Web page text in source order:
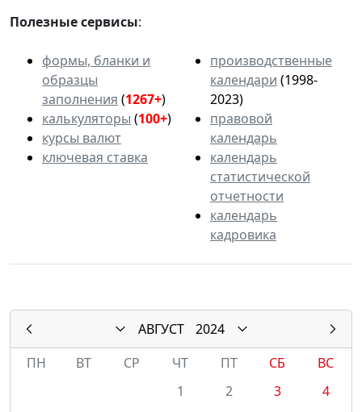
Полезные сервисы:
формы, бланки и
образцы
заполнения (1267+)
калькуляторы (100+)
курсы валют
ключевая ставка
производственные
календари (1998-
2023)
правовой
календарь
календарь
статистической
отчетности
календарь
кадровика
АВГУСТ
2024
ПН
ВТ СР ЧТ ПТ СБ
ВС
1
2 3
4